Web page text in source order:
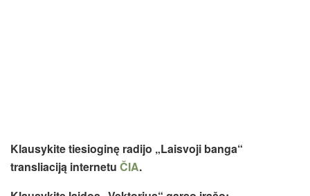
Klausykite tiesioginę radijo „Laisvoji banga“
transliaciją internetu ČIA.